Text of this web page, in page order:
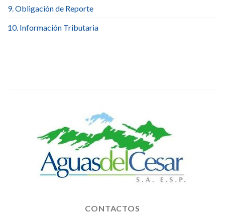
9. Obligación de Reporte
10. Información Tributaria
CONTACTOS